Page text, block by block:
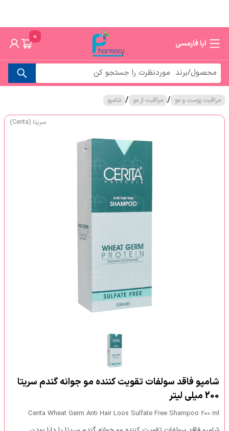
آپا فارمسی
0
مراقبت پوست و مو / مراقبت از مو / شامپو
سریتا (Cerita)
شامپو فاقد سولفات تقویت کننده مو جوانه گندم سریتا
200 میلی لیتر
Cerita Wheat Germ Anti Hair Loos Sulfate Free Shampoo 200 ml